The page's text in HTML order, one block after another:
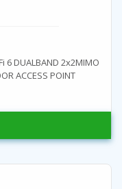
6 DUALBAND 2x2MIMO
ACCESS POINT